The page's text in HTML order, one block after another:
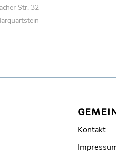
Str. 32
Kontakt